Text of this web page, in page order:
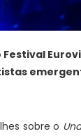
sobre o